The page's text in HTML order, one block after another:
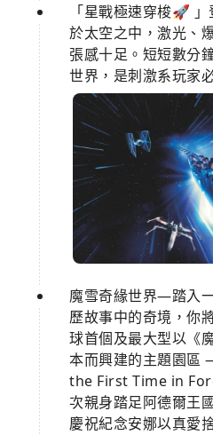
「星戰極速穿梭🚀
於太空之中，激光、
張感十足。短短數分
世界，是刺激系玩家
魔雪奇緣世界—踏入
歷故事中的奇境，你
球首個及最大型以《
本而興建的主題園區
the First Time in
次親身踏足阿德爾王
慶祝紀念安娜以真愛